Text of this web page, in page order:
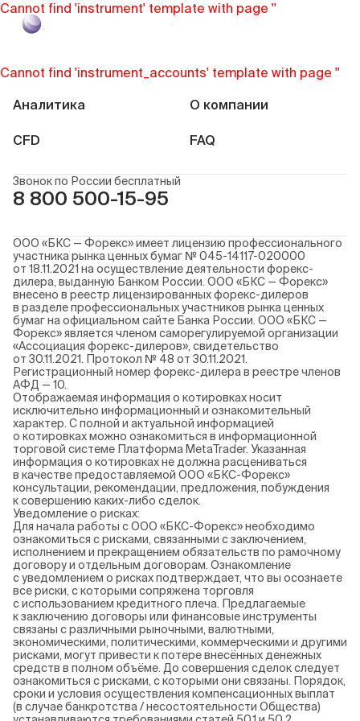
Cannot find 'instrument' template with page ''
Cannot find 'instrument_accounts' template with page ''
Аналитика О компании
CFD FAQ
Звонок по России бесплатный
8 800 500-15-95
ООО «БКС — Форекс» имеет лицензию профессионального
участника рынка ценных бумаг № 045-14117-020000
от 18.11.2021 на осуществление деятельности форекс-
дилера, выданную Банком России. ООО «БКС — Форекс»
внесено в реестр лицензированных форекс-дилеров
в разделе профессиональных участников рынка ценных
бумаг на официальном сайте Банка России. ООО «БКС —
Форекс» является членом саморегулируемой организации
«Ассоциация форекс-дилеров», свидетельство
от 30.11.2021. Протокол № 48 от 30.11.2021.
Регистрационный номер форекс-дилера в реестре членов
АФД — 10.
Отображаемая информация о котировках носит
исключительно информационный и ознакомительный
характер. С полной и актуальной информацией
о котировках можно ознакомиться в информационной
торговой системе Платформа MetaTrader. Указанная
информация о котировках не должна расцениваться
в качестве предоставляемой ООО «БКС-Форекс»
консультации, рекомендации, предложения, побуждения
к совершению каких-либо сделок.
Уведомление о рисках:
Для начала работы с ООО «БКС-Форекс» необходимо
ознакомиться с рисками, связанными с заключением,
исполнением и прекращением обязательств по рамочному
договору и отдельным договорам. Ознакомление
с уведомлением о рисках подтверждает, что вы осознаете
все риски, с которыми сопряжена торговля
с использованием кредитного плеча. Предлагаемые
к заключению договоры или финансовые инструменты
связаны с различными рыночными, валютными,
экономическими, политическими, коммерческими и другими
рисками, могут привести к потере внесённых денежных
средств в полном объёме. До совершения сделок следует
ознакомиться с рисками, с которыми они связаны. Порядок,
сроки и условия осуществления компенсационных выплат
(в случае банкротства / несостоятельности Общества)